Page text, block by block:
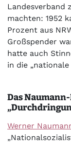
Landesverband
machten: 1952
Prozent aus
Großspender
hatte auch
in die
Das
Werner